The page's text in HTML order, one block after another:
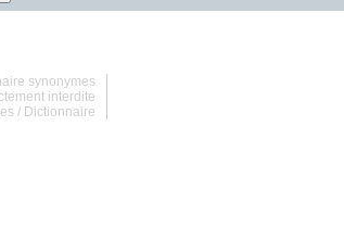
synonymes
interdite
/ Dictionnaire